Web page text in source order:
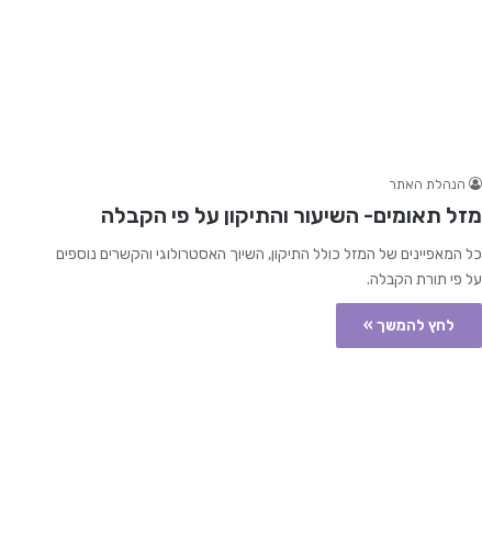
הנהלת האתר
מזל תאומים- השיעור והתיקון על פי הקבלה
כל המאפיינים של המזל כולל התיקון, השיוך האסטרולוגי והקשרים נוספים
על פי תורת הקבלה.
לחץ להמשך »